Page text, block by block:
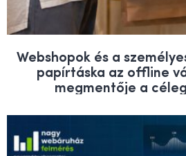
Webshopok és a
papírtáska az offline
megmentője a